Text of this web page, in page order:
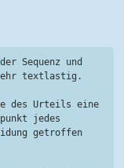
Sequenz und
textlastig.
des Urteils eine
jedes
getroffen